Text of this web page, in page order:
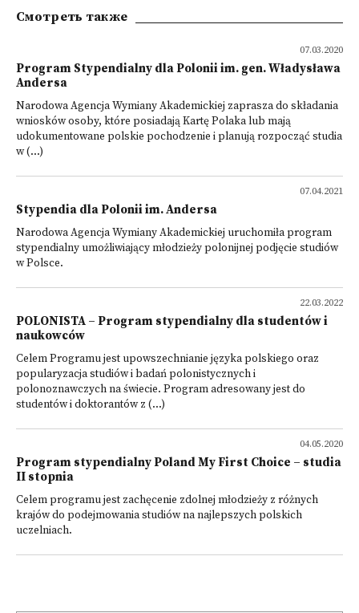
Смотреть также
07.03.2020
Program Stypendialny dla Polonii im. gen. Władysława
Andersa
Narodowa Agencja Wymiany Akademickiej zaprasza do składania
wniosków osoby, które posiadają Kartę Polaka lub mają
udokumentowane polskie pochodzenie i planują rozpocząć studia
w (...)
07.04.2021
Stypendia dla Polonii im. Andersa
Narodowa Agencja Wymiany Akademickiej uruchomiła program
stypendialny umożliwiający młodzieży polonijnej podjęcie studiów
w Polsce.
22.03.2022
POLONISTA – Program stypendialny dla studentów i
naukowców
Celem Programu jest upowszechnianie języka polskiego oraz
popularyzacja studiów i badań polonistycznych i
polonoznawczych na świecie. Program adresowany jest do
studentów i doktorantów z (...)
04.05.2020
Program stypendialny Poland My First Choice – studia
II stopnia
Celem programu jest zachęcenie zdolnej młodzieży z różnych
krajów do podejmowania studiów na najlepszych polskich
uczelniach.